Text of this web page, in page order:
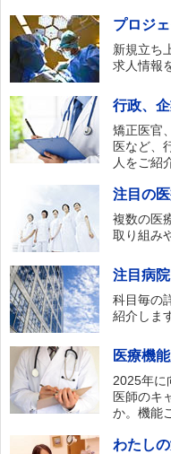
プロジ
新規立ち
求人情報
行政、
矯正医官
医など、
人をご紹
注目の
複数の医
取り組み
注目病院
科目毎の
紹介しま
医療機
2025年に
医師のキ
か。機能
わたし